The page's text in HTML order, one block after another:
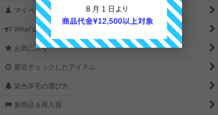
マイページ
What's New
お気に入り
最近チェックしたアイテム
染色羊毛の選び方
新商品＆再入荷